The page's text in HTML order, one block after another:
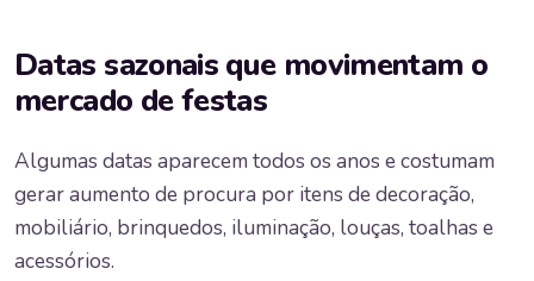
Datas sazonais que movimentam o
mercado de festas
Algumas datas aparecem todos os anos e costumam
gerar aumento de procura por itens de decoração,
mobiliário, brinquedos, iluminação, louças, toalhas e
acessórios.